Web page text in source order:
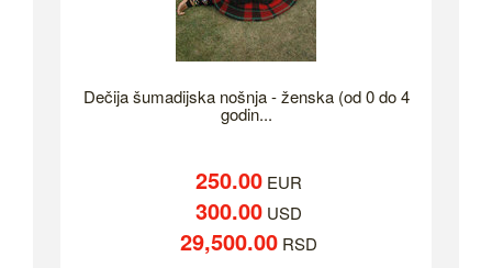
Dečija šumadijska nošnja - ženska (od 0 do 4
godin...
250.00 EUR
300.00 USD
29,500.00 RSD